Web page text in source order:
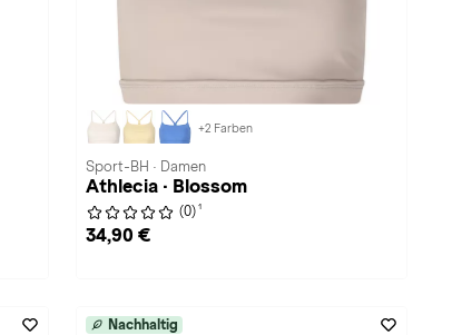
+2 Farben
Sport-BH · Damen
Athlecia · Blossom
(0) 1
34,90 €
Nachhaltig